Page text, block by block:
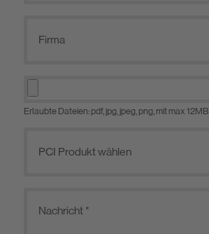
Erlaubte Dateien: pdf, jpg, jpeg, png, mit max 12MB